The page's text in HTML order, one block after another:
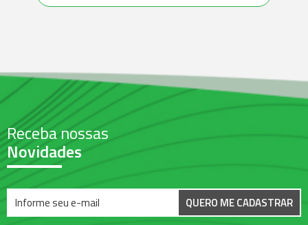
Receba nossas
Novidades
QUERO ME CADASTRAR